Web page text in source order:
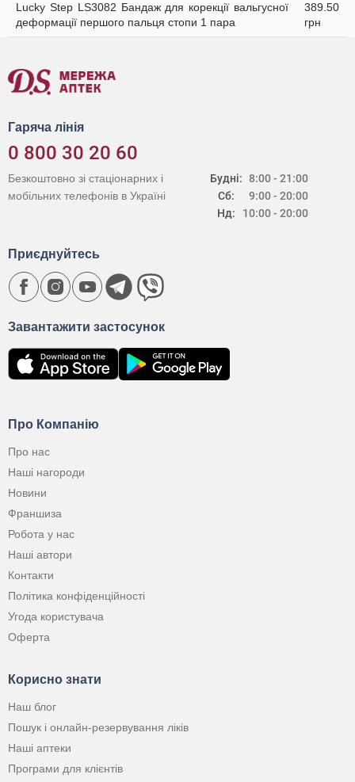
Lucky Step LS3082 Бандаж для корекції вальгусної
деформації першого пальця стопи 1 пара
389.50
грн
Гаряча лінія
0 800 30 20 60
Будні:
Сб:
Нд:
8:00 - 21:00
9:00 - 20:00
10:00 - 20:00
Безкоштовно зі стаціонарних і
мобільних телефонів в Україні
Про Компанію
Про нас
Наші нагороди
Новини
Франшиза
Робота у нас
Наші автори
Контакти
Політика конфіденційності
Угода користувача
Оферта
Корисно знати
Наш блог
Пошук і онлайн-резервування ліків
Наші аптеки
Програми для клієнтів
Завантажити застосунок
Приєднуйтесь